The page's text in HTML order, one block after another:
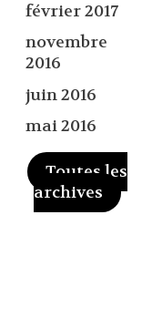
février 2017
novembre
2016
juin 2016
mai 2016
Toutes les
archives